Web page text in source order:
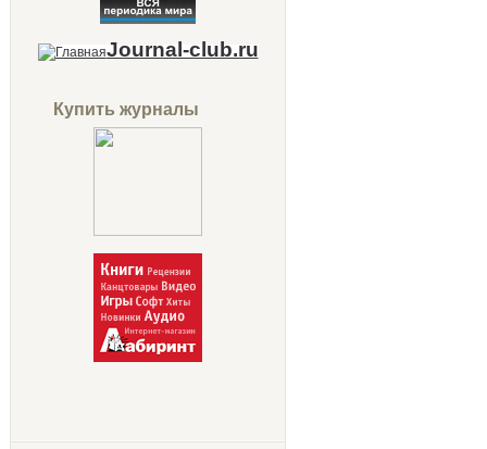
Journal-club.ru
Купить журналы